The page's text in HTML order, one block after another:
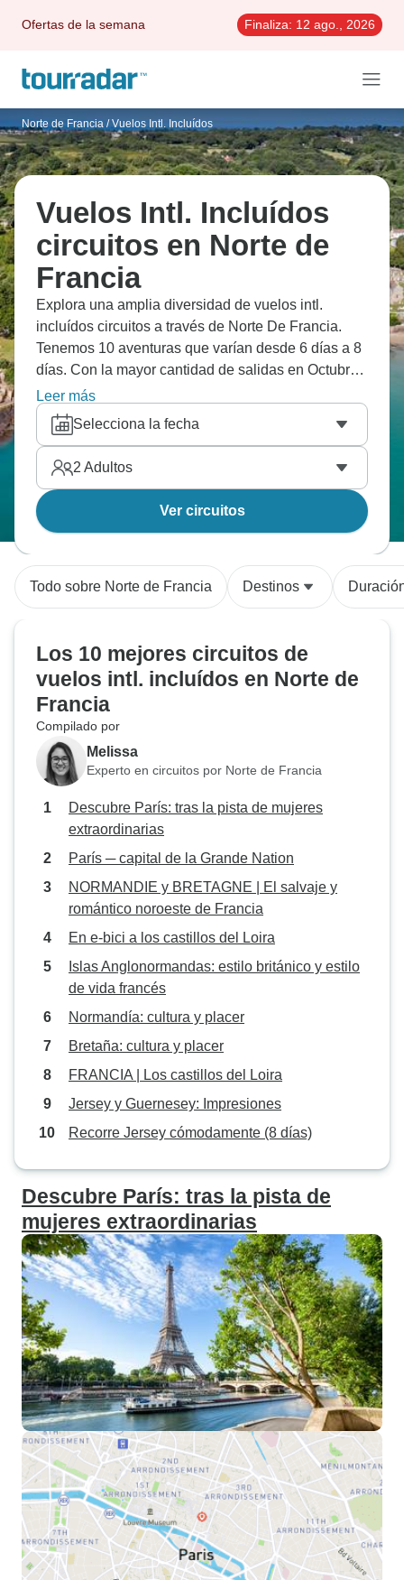
Ofertas de la semana Finaliza: 12 ago., 2026
Norte de Francia / Vuelos Intl. Incluídos
Vuelos Intl. Incluídos
circuitos en Norte de
Francia
Explora una amplia diversidad de vuelos intl.
incluídos circuitos a través de Norte De Francia.
Tenemos 10 aventuras que varían desde 6 días a 8
días. Con la mayor cantidad de salidas en Octubre,
esta es también la época más popular del año.
Leer más
Selecciona la fecha
2 Adultos
Ver circuitos
Todo sobre Norte de Francia Destinos
Los 10 mejores circuitos de
vuelos intl. incluídos en Norte de
Francia
Compilado por
Melissa
Experto en circuitos por Norte de Francia
Descubre París: tras la pista de mujeres
extraordinarias
París ─ capital de la Grande Nation
NORMANDIE y BRETAGNE | El salvaje y
romántico noroeste de Francia
En e-bici a los castillos del Loira
Islas Anglonormandas: estilo británico y estilo
de vida francés
Normandía: cultura y placer
Bretaña: cultura y placer
FRANCIA | Los castillos del Loira
Jersey y Guernesey: Impresiones
Recorre Jersey cómodamente (8 días)
Descubre París: tras la pista de
mujeres extraordinarias